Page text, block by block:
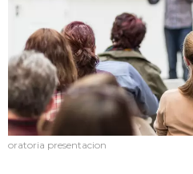
oratoria presentacion